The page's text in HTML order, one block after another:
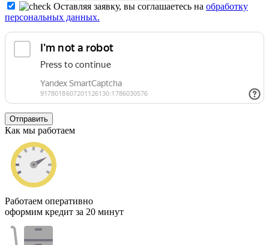
Оставляя заявку, вы соглашаетесь на обработку
персональных данных.
Отправить
Как мы работаем
Работаем оперативно
оформим кредит за 20 минут